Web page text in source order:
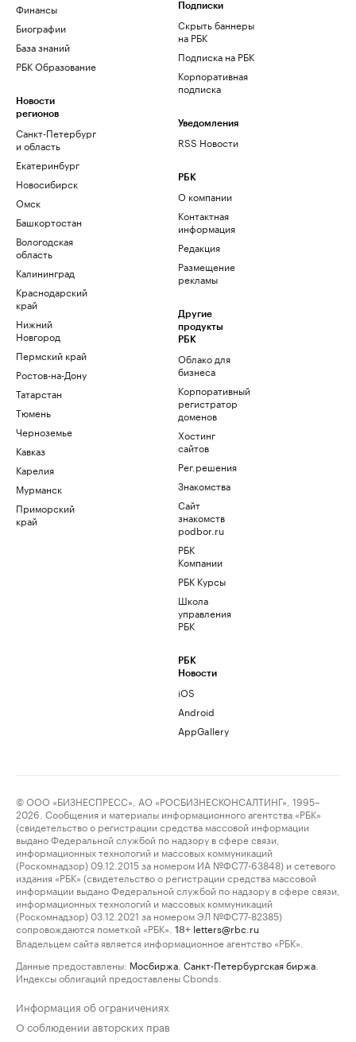
Финансы
Биографии
База знаний
РБК Образование
Новости
регионов
Санкт-Петербург
и область
Екатеринбург
Новосибирск
Омск
Башкортостан
Вологодская
область
Калининград
Краснодарский
край
Нижний
Новгород
Пермский край
Ростов-на-Дону
Татарстан
Тюмень
Черноземье
Кавказ
Карелия
Мурманск
Приморский
край
Подписки
Скрыть баннеры
на РБК
Подписка на РБК
Корпоративная
подписка
Уведомления
RSS Новости
РБК
О компании
Контактная
информация
Редакция
Размещение
рекламы
Другие
продукты
РБК
Облако для
бизнеса
Корпоративный
регистратор
доменов
Хостинг
сайтов
Рег.решения
Знакомства
Сайт
знакомств
podbor.ru
РБК
Компании
РБК Курсы
Школа
управления
РБК
РБК
Новости
iOS
Android
AppGallery
© ООО «БИЗНЕСПРЕСС», АО «РОСБИЗНЕСКОНСАЛТИНГ», 1995–
2026. Сообщения и материалы информационного агентства «РБК»
(свидетельство о регистрации средства массовой информации
выдано Федеральной службой по надзору в сфере связи,
информационных технологий и массовых коммуникаций
(Роскомнадзор) 09.12.2015 за номером ИА №ФС77-63848) и сетевого
издания «РБК» (свидетельство о регистрации средства массовой
информации выдано Федеральной службой по надзору в сфере связи,
информационных технологий и массовых коммуникаций
(Роскомнадзор) 03.12.2021 за номером ЭЛ №ФС77-82385)
сопровождаются пометкой «РБК».
18+ letters@rbc.ru
Владельцем сайта является информационное агентство «РБК».
Данные предоставлены: Мосбиржа Санкт-Петербургская биржа
Индексы облигаций предоставлены Cbonds.
Информация об ограничениях
О соблюдении авторских прав